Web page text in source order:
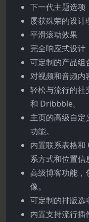
下一代主题选项
屡获殊荣的设计
平滑滚动效果
完全响应式设计
可定制的产品组
对视频和音频内
轻松与流行的
和 Dribbble。
主页的高级自定
功能。
内置联系表格
系方式和位置信
高级博客功能，
像。
可定制的排版选
内置支持流行